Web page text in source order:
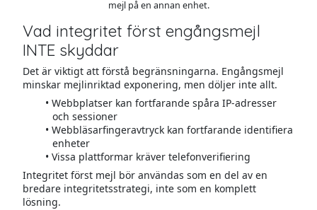
mejl på en annan enhet.
Vad integritet först engångsmejl
INTE skyddar
Det är viktigt att förstå begränsningarna. Engångsmejl
minskar mejlinriktad exponering, men döljer inte allt.
Webbplatser kan fortfarande spåra IP-adresser
och sessioner
Webbläsarfingeravtryck kan fortfarande identifiera
enheter
Vissa plattformar kräver telefonverifiering
Integritet först mejl bör användas som en del av en
bredare integritetsstrategi, inte som en komplett
lösning.